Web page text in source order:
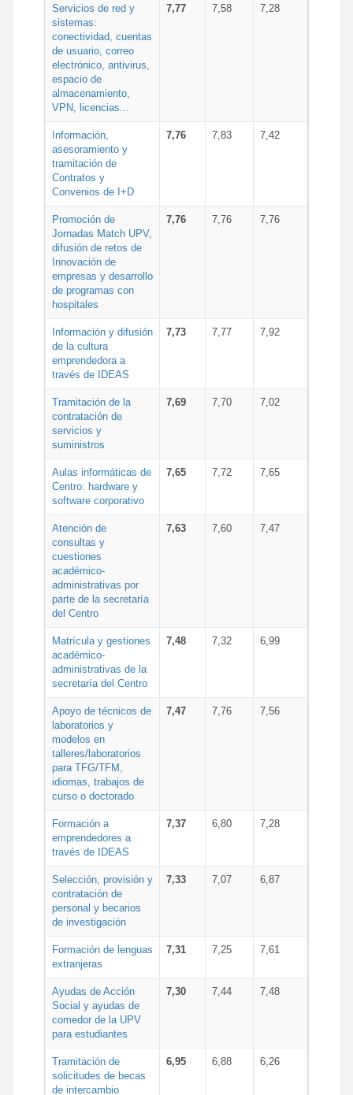
Servicios de red y
sistemas:
conectividad, cuentas
de usuario, correo
electrónico, antivirus,
espacio de
almacenamiento,
VPN, licencias...
7,77 7,58 7,28
Información,
asesoramiento y
tramitación de
Contratos y
Convenios de I+D
7,76 7,83 7,42
Promoción de
Jornadas Match UPV,
difusión de retos de
Innovación de
empresas y desarrollo
de programas con
hospitales
7,76 7,76 7,76
Información y difusión
de la cultura
emprendedora a
través de IDEAS
7,73 7,77 7,92
Tramitación de la
contratación de
servicios y
suministros
7,69 7,70 7,02
Aulas informáticas de
Centro: hardware y
software corporativo
7,65 7,72 7,65
Atención de
consultas y
cuestiones
académico-
administrativas por
parte de la secretaría
del Centro
7,63 7,60 7,47
Matrícula y gestiones
académico-
administrativas de la
secretaría del Centro
7,48 7,32 6,99
Apoyo de técnicos de
laboratorios y
modelos en
talleres/laboratorios
para TFG/TFM,
idiomas, trabajos de
curso o doctorado
7,47 7,76 7,56
Formación a
emprendedores a
través de IDEAS
7,37 6,80 7,28
Selección, provisión y
contratación de
personal y becarios
de investigación
7,33 7,07 6,87
Formación de lenguas
extranjeras
7,31 7,25 7,61
Ayudas de Acción
Social y ayudas de
comedor de la UPV
para estudiantes
7,30 7,44 7,48
Tramitación de
solicitudes de becas
de intercambio
6,95 6,88 6,26